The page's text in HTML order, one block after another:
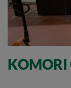
KOMORI